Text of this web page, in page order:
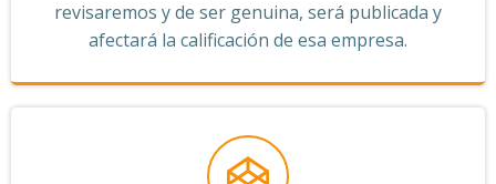
revisaremos y de ser genuina, será publicada y
afectará la calificación de esa empresa.